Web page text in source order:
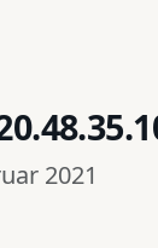
2021